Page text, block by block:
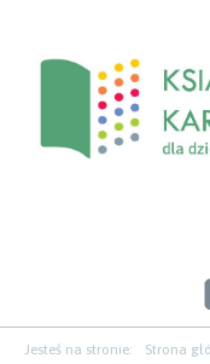
zawartości
nawigacji
paska
Jesteś na stronie: Strona